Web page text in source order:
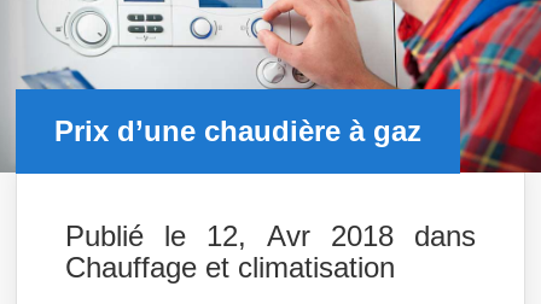
Prix d’une chaudière à gaz
Publié le 12, Avr 2018 dans
Chauffage et climatisation